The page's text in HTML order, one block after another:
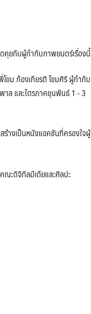
คุยกับผู้กำกับภาพยนตร์เรื่องนี้
ขม ก้องเกียรติ โขมศิริ ผู้กำกับ
าล และไตรภาคขุนพันธ์ 1 - 3
ร้างเป็นหนังแอคชันที่ครองใจผู้
ะดิจิทัลมีเดียและศิลปะ